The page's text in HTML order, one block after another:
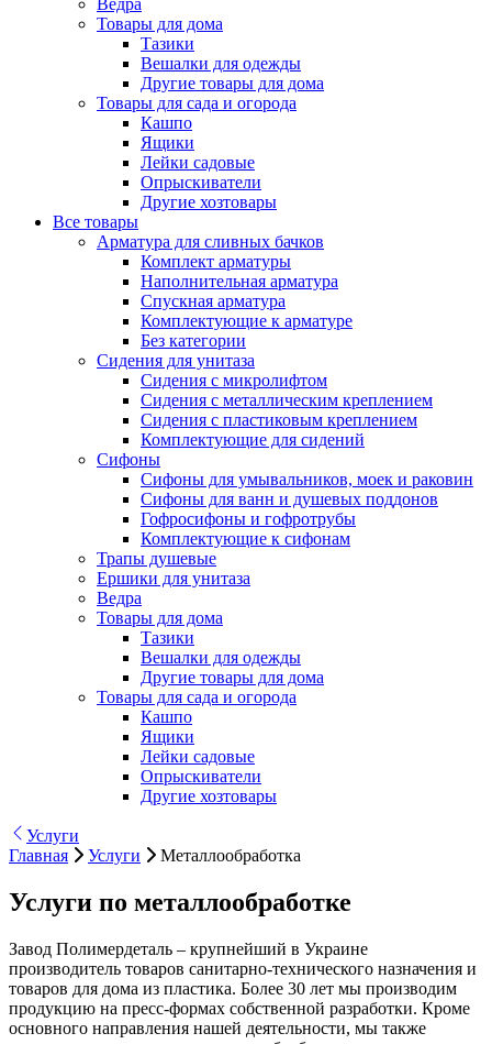
Ведра
Товары для дома
Тазики
Вешалки для одежды
Другие товары для дома
Товары для сада и огорода
Кашпо
Ящики
Лейки садовые
Опрыскиватели
Другие хозтовары
Все товары
Арматура для сливных бачков
Комплект арматуры
Наполнительная арматура
Спускная арматура
Комплектующие к арматуре
Без категории
Сидения для унитаза
Сидения с микролифтом
Сидения с металлическим креплением
Сидения с пластиковым креплением
Комплектующие для сидений
Сифоны
Сифоны для умывальников, моек и раковин
Сифоны для ванн и душевых поддонов
Гофросифоны и гофротрубы
Комплектующие к сифонам
Трапы душевые
Ершики для унитаза
Ведра
Товары для дома
Тазики
Вешалки для одежды
Другие товары для дома
Товары для сада и огорода
Кашпо
Ящики
Лейки садовые
Опрыскиватели
Другие хозтовары
Услуги
Главная
Услуги Металлообработка
Услуги по металлообработке
Завод Полимердеталь – крупнейший в Украине
производитель товаров санитарно-технического назначения и
товаров для дома из пластика. Более 30 лет мы производим
продукцию на пресс-формах собственной разработки. Кроме
основного направления нашей деятельности, мы также